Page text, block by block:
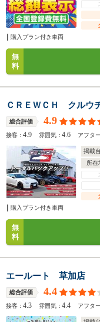
購入プラン付き車両
無
料
ＣＲＥＷＣＨ クルウ
総合評価 4.9
接客：4.9 雰囲気：4.6 アフタ
掲載
所在
購入プラン付き車両
無
料
エールート 草加店
総合評価 4.4
接客：4.3 雰囲気：4.4 アフタ